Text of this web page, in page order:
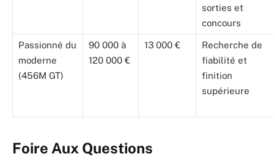
sorties et
concours
Passionné du
moderne
(456M GT)
90 000 à
120 000 €
13 000 €
Recherche de
fiabilité et
finition
supérieure
Foire Aux Questions